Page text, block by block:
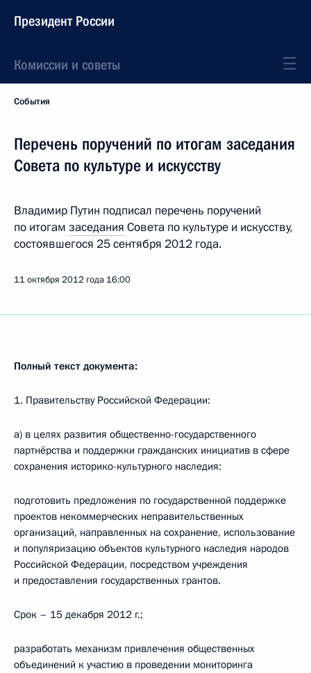
Президент России
Комиссии и советы
События
Перечень поручений по итогам заседания
Совета по культуре и искусству
Владимир Путин подписал перечень поручений
по итогам заседания Совета по культуре и искусству,
состоявшегося 25 сентября 2012 года.
11 октября 2012 года 16:00
Полный текст документа:
1. Правительству Российской Федерации:
а) в целях развития общественно-государственного
партнёрства и поддержки гражданских инициатив в сфере
сохранения историко-культурного наследия:
подготовить предложения по государственной поддержке
проектов некоммерческих неправительственных
организаций, направленных на сохранение, использование
и популяризацию объектов культурного наследия народов
Российской Федерации, посредством учреждения
и предоставления государственных грантов.
Срок – 15 декабря 2012 г.;
разработать механизм привлечения общественных
объединений к участию в проведении мониторинга